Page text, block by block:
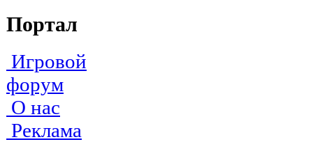
Портал
Игровой
форум
О нас
Реклама